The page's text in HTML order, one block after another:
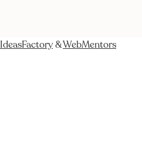
IdeasFactory&WebMentors